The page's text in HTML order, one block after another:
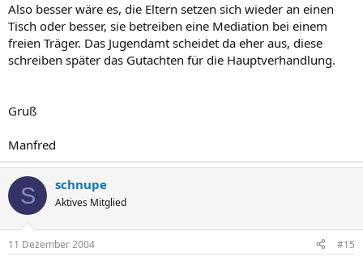
Also besser wäre es, die Eltern setzen sich wieder an einen
Tisch oder besser, sie betreiben eine Mediation bei einem
freien Träger. Das Jugendamt scheidet da eher aus, diese
schreiben später das Gutachten für die Hauptverhandlung.
Gruß
Manfred
S schnupe
Aktives Mitglied
11 Dezember 2004 #15